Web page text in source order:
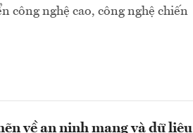
công nghệ cao, công nghệ chiến
về an ninh mạng và dữ liệu